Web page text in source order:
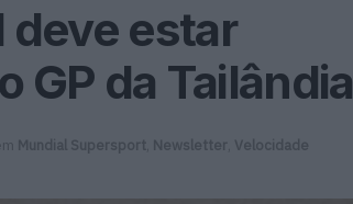
deve estar
GP da Tailândia
Mundial Supersport Newsletter Velocidade